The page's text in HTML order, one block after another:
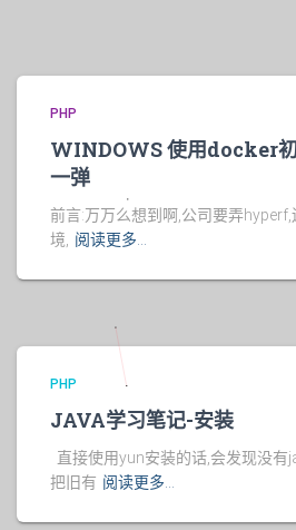
PHP
WINDOWS 使用docker
一弹
前言:万万么想到啊,公司要弄
境, 阅读更多…
PHP
JAVA学习笔记-安装
直接使用yun安装的话,会发现没有
把旧有 阅读更多…